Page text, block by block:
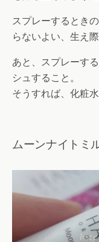
スプレーするとき
らないよい、生え
あと、スプレーす
シュすること。
そうすれば、化粧
ムーンナイトミ